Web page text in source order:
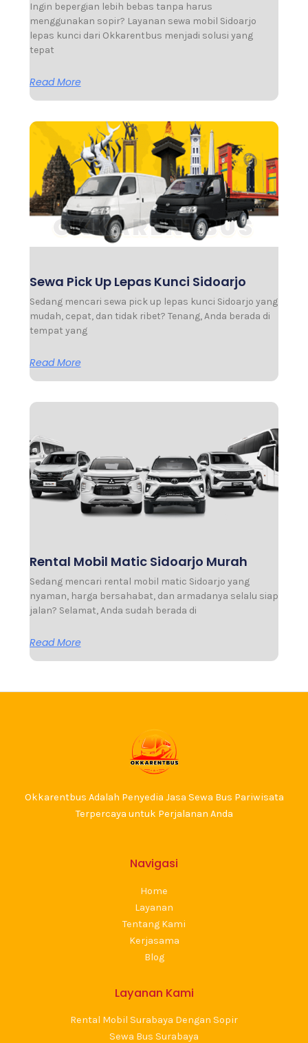
Ingin bepergian lebih bebas tanpa harus
menggunakan sopir? Layanan sewa mobil Sidoarjo
lepas kunci dari Okkarentbus menjadi solusi yang
tepat
Read More
Sewa Pick Up Lepas Kunci Sidoarjo
Sedang mencari sewa pick up lepas kunci Sidoarjo yang
mudah, cepat, dan tidak ribet? Tenang, Anda berada di
tempat yang
Read More
Rental Mobil Matic Sidoarjo Murah
Sedang mencari rental mobil matic Sidoarjo yang
nyaman, harga bersahabat, dan armadanya selalu siap
jalan? Selamat, Anda sudah berada di
Read More
Okkarentbus Adalah Penyedia Jasa Sewa Bus Pariwisata
Terpercaya untuk Perjalanan Anda
Navigasi
Home
Layanan
Tentang Kami
Kerjasama
Blog
Layanan Kami
Rental Mobil Surabaya Dengan Sopir
Sewa Bus Surabaya